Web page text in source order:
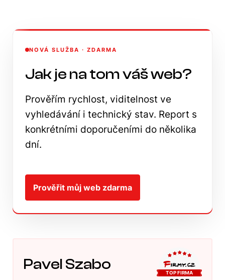
NOVÁ SLUŽBA · ZDARMA
Jak je na tom váš web?
Prověřím rychlost, viditelnost ve
vyhledávání i technický stav. Report s
konkrétními doporučeními do několika
dní.
Prověřit můj web zdarma
Pavel Szabo